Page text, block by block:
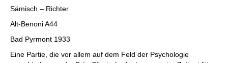
Sämisch – Richter
Alt-Benoni A44
Bad Pyrmont 1933
Eine Partie, die vor allem auf dem Feld der Psychologie